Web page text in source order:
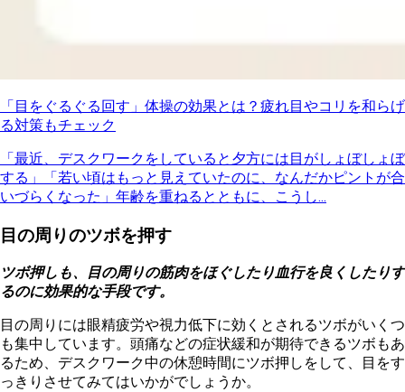
「目をぐるぐる回す」体操の効果とは？疲れ目やコリを和らげ
る対策もチェック
「最近、デスクワークをしていると夕方には目がしょぼしょぼ
する」「若い頃はもっと見えていたのに、なんだかピントが合
いづらくなった」年齢を重ねるとともに、こうし...
目の周りのツボを押す
ツボ押しも、目の周りの筋肉をほぐしたり血行を良くしたりす
るのに効果的な手段です。
目の周りには眼精疲労や視力低下に効くとされるツボがいくつ
も集中しています。頭痛などの症状緩和が期待できるツボもあ
るため、デスクワーク中の休憩時間にツボ押しをして、目をす
っきりさせてみてはいかがでしょうか。